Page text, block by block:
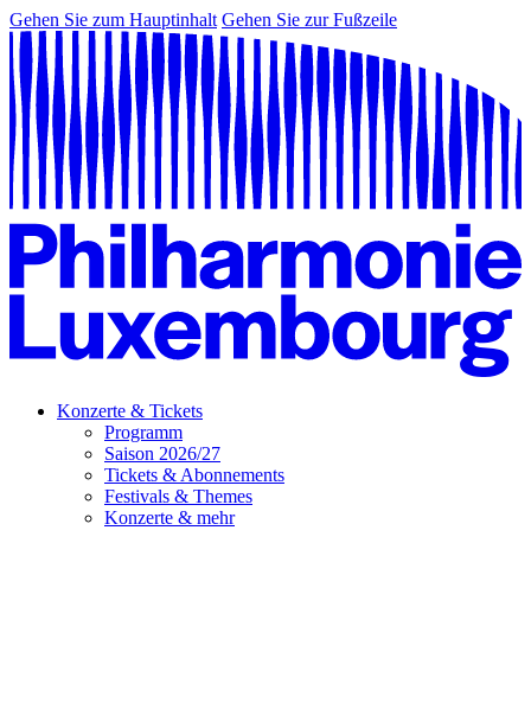
Gehen Sie zum Hauptinhalt Gehen Sie zur Fußzeile
Konzerte & Tickets
Programm
Saison 2026/27
Tickets & Abonnements
Festivals & Themes
Konzerte & mehr